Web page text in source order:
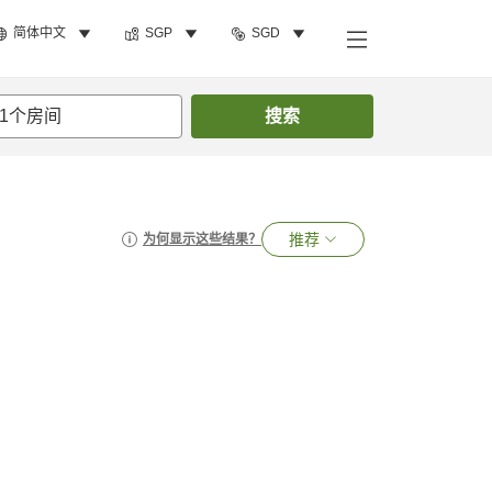
简体中文 SGP SGD
1个房间 搜索
为何显示这些结果？ 推荐